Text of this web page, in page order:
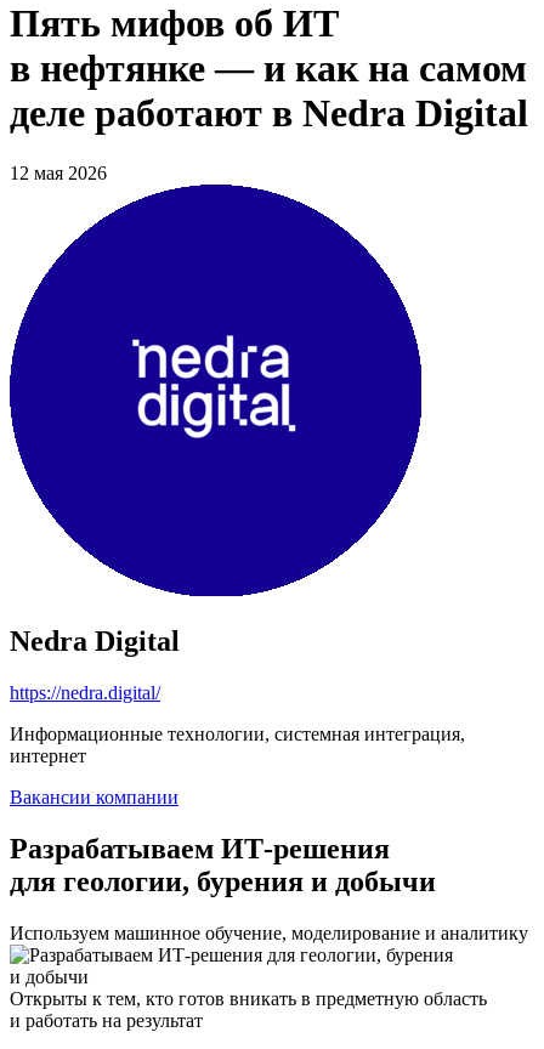
Пять мифов об ИТ
в нефтянке — и как на самом
деле работают в Nedra Digital
12 мая 2026
Nedra Digital
https://nedra.digital/
Информационные технологии, системная интеграция,
интернет
Вакансии компании
Разрабатываем ИТ-решения
для геологии, бурения и добычи
Используем машинное обучение, моделирование и аналитику
Открыты к тем, кто готов вникать в предметную область
и работать на результат